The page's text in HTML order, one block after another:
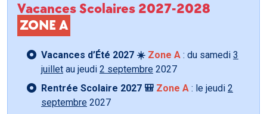
Vacances Scolaires 2027-2028
ZONE A
Vacances d’Été 2027 ☀️ Zone A : du samedi 3
juillet au jeudi 2 septembre 2027
Rentrée Scolaire 2027 🎒 Zone A : le jeudi 2
septembre 2027